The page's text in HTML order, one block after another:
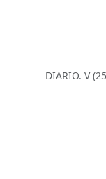
DIARIO. V